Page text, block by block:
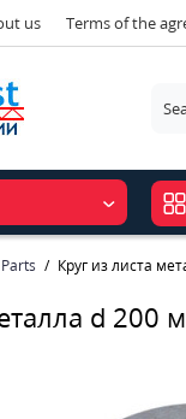
us Terms of the
Круг из листа
d